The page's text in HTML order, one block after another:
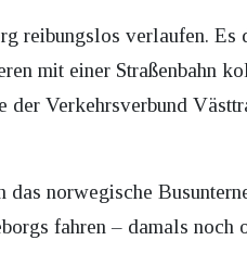
reibungslos verlaufen. Es
mit einer Straßenbahn
der Verkehrsverbund
norwegische
fahren – damals noch